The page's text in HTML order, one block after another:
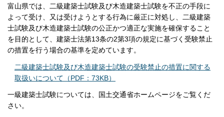
富山県では、二級建築士試験及び木造建築士試験を不正の手段に
よって受け、又は受けようとする行為に厳正に対処し、二級建築
士試験及び木造建築士試験の公正かつ適正な実施を確保すること
を目的として、建築士法第13条の2第3項の規定に基づく受験禁止
の措置を行う場合の基準を定めています。
二級建築士試験及び木造建築士試験の受験禁止の措置に関する
取扱いについて（PDF：73KB）
一級建築士試験については、国土交通省ホームページをご覧くだ
さい。